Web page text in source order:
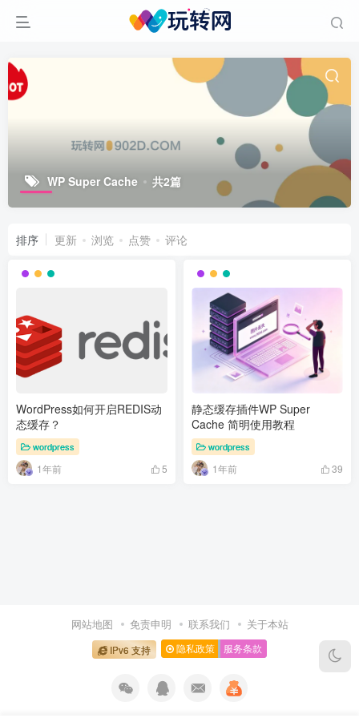
WP Super Cache 共2篇
排序 更新 浏览 点赞 评论
WordPress如何开启REDIS动
态缓存？
wordpress
1年前 5
静态缓存插件WP Super
Cache 简明使用教程
wordpress
1年前 39
网站地图 免责申明 联系我们 关于本站
IPv6 支持 隐私政策 服务条款